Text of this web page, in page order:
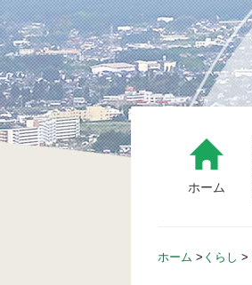
S
k
i
p
t
o
c
ホーム
ホーム > くらし >